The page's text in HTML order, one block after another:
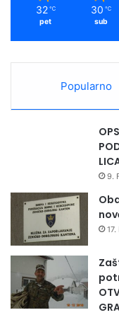
32 ℃
pet
30 ℃
sub
Popularno
9.